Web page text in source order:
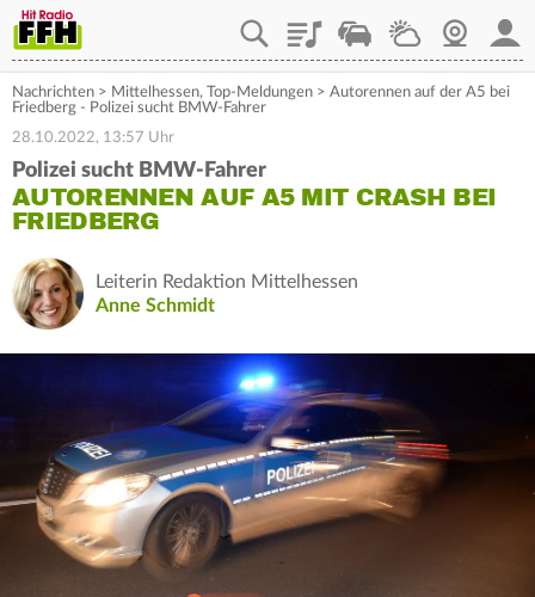
PlaylistStaupilotWetterWebcam
Nachrichten > Mittelhessen, Top-Meldungen > Autorennen auf der A5 bei
Friedberg - Polizei sucht BMW-Fahrer
28.10.2022, 13:57 Uhr
Polizei sucht BMW-Fahrer
AUTORENNEN AUF A5 MIT CRASH BEI
FRIEDBERG
Leiterin Redaktion Mittelhessen
Anne Schmidt